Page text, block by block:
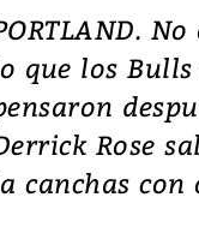
que los Bulls
Rose
canchas con
Video,
deja
daños